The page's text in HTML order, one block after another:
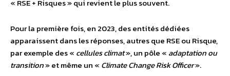
« RSE + Risques » qui revient le plus souvent.
Pour la première fois, en 2023, des entités dédiées
apparaissent dans les réponses, autres que RSE ou Risque,
par exemple des « cellules climat», un pôle « adaptation ou
transition» et même un « Climate Change Risk Officer».